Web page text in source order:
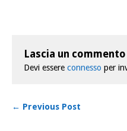
Lascia un commento
Devi essere connesso per
← Previous Post